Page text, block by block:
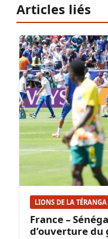
Articles liés
LIONS DE LA TÉRANGA
France –
d’ouverture du